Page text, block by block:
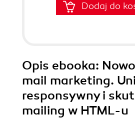
Dodaj do
Opis ebooka:
mail marketing.
responsywny i
mailing w HTML-u